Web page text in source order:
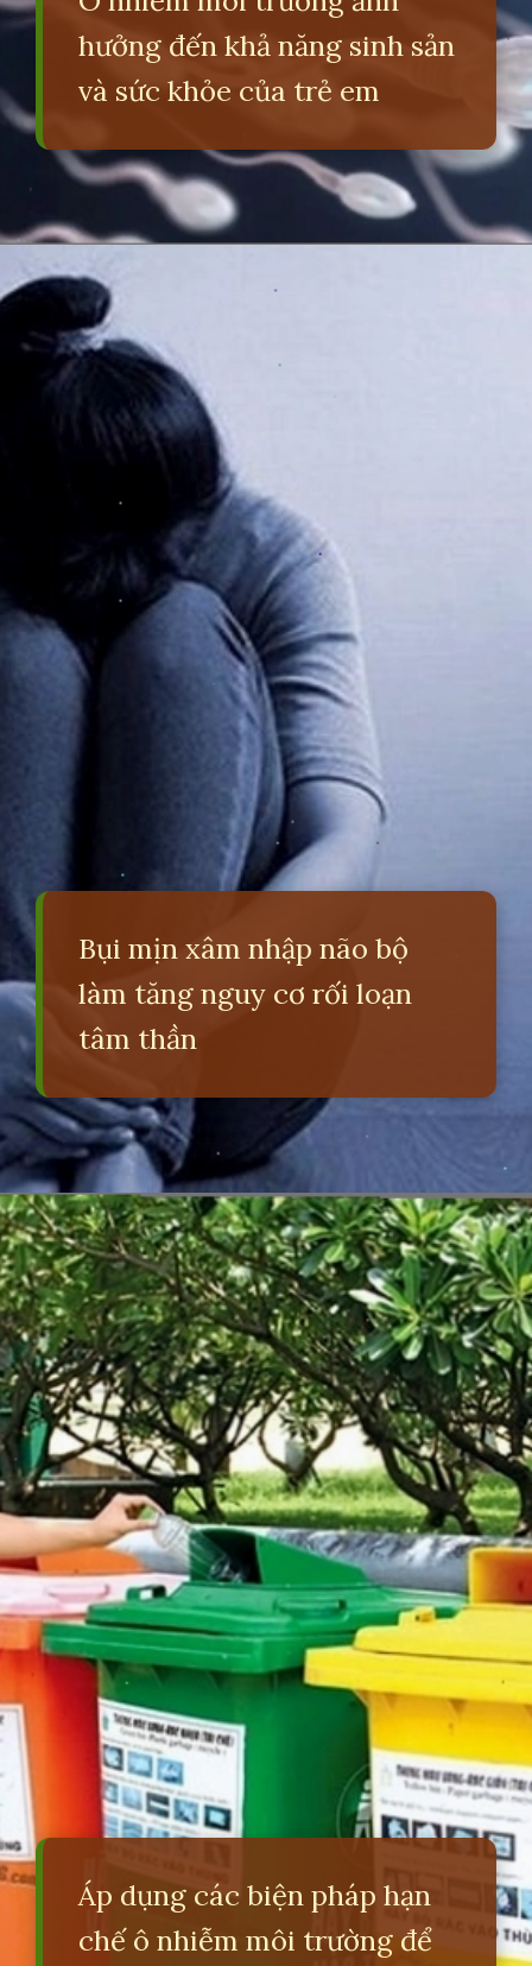
hưởng đến khả năng sinh sản
và sức khỏe của trẻ em
Đang mở
Bụi mịn xâm nhập não bộ
làm tăng nguy cơ rối loạn
tâm thần
Đang mở https://erci.edu.vn/tac-hai-gay-o-nhiem-moi-truong
Áp dụng các biện pháp hạn
chế ô nhiễm môi trường để